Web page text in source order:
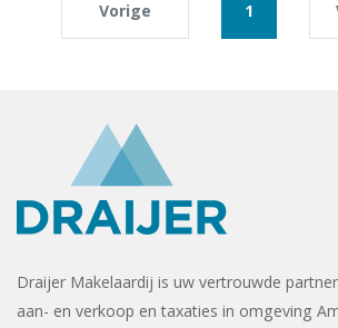
Vorige 1
Draijer Makelaardij is uw vertrouwde
aan- en verkoop en taxaties in omgeving